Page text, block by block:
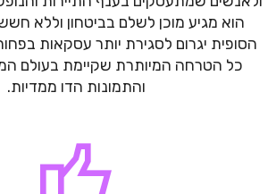
הוא מגיע מוכן לשלם בביטחון וללא
הסופית יגרום לסגירת יותר עסקאות
כל הטרחה המיותרת שקיימת בעולם
והתמונות הדו ממדיות.